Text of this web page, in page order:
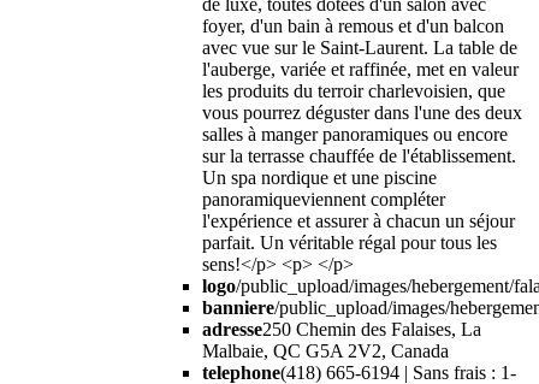
foyer, d'un bain à remous et d'un balcon
avec vue sur le Saint-Laurent. La table de
l'auberge, variée et raffinée, met en valeur
les produits du terroir charlevoisien, que
vous pourrez déguster dans l'une des deux
salles à manger panoramiques ou encore
sur la terrasse chauffée de l'établissement.
Un spa nordique et une piscine
panoramiqueviennent compléter
l'expérience et assurer à chacun un séjour
parfait. Un véritable régal pour tous les
sens!</p> <p> </p>
logo/public_upload/images/hebergement/
banniere/public_upload/images/
adresse250 Chemin des Falaises, La
Malbaie, QC G5A 2V2, Canada
telephone(418) 665-6194 | Sans frais : 1-